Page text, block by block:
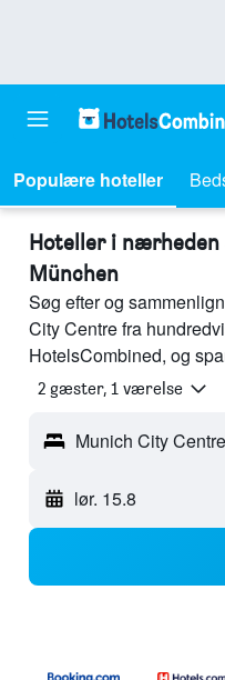
Populære hoteller
Hoteller i nærheden
München
Søg efter og
City Centre fra
HotelsCombined, og
2 gæster, 1 værelse
Munich City
lør. 15.8